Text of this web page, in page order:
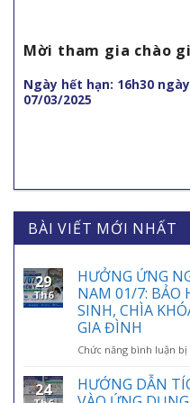
Mời tham gia chào
Ngày hết hạn: 16h30 ngày
07/03/2025
BÀI VIẾT MỚI NHẤT
29
Th6
HƯỞNG ỨNG
NAM 01/7: BẢO
SINH, CHÌA
GIA ĐÌNH
Chức năng bình luận bị
24
HƯỚNG DẪN